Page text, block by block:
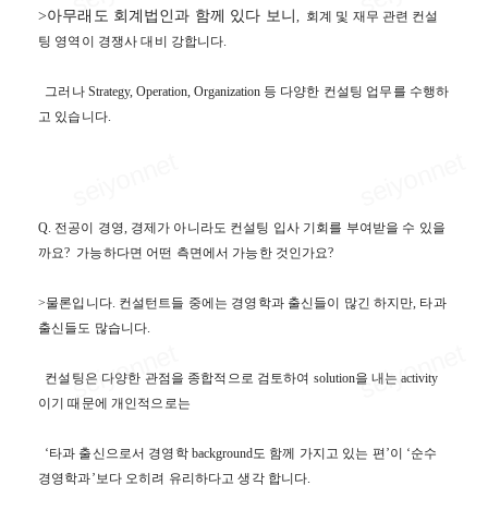
>아무래도 회계법인과 함께 있다 보니 , 회계 및 재무 관련 컨설
팅 영역이 경쟁사 대비 강합니다.
그러나 Strategy, Operation, Organization 등 다양한 컨설팅 업무를 수행하
고 있습니다.
Q. 전공이 경영, 경제가 아니라도 컨설팅 입사 기회를 부여받을 수 있을
까요? 가능하다면 어떤 측면에서 가능한 것인가요?
>물론입니다. 컨설턴트들 중에는 경영학과 출신들이 많긴 하지만, 타과
출신들도 많습니다.
컨설팅은 다양한 관점을 종합적으로 검토하여 solution을 내는activity
이기 때문에 개인적으로는
‘타과 출신으로서 경영학 background도 함께 가지고 있는 편 ’이 ‘순수
경영학과’보다 오히려 유리하다고 생각 합니다.